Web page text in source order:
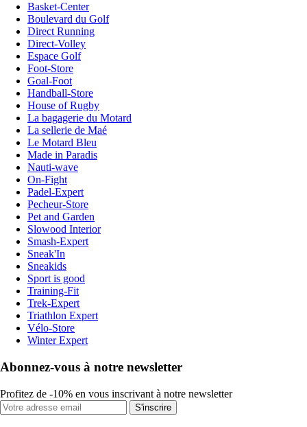
Basket-Center
Boulevard du Golf
Direct Running
Direct-Volley
Espace Golf
Foot-Store
Goal-Foot
Handball-Store
House of Rugby
La bagagerie du Motard
La sellerie de Maé
Le Motard Bleu
Made in Paradis
Nauti-wave
On-Fight
Padel-Expert
Pecheur-Store
Pet and Garden
Slowood Interior
Smash-Expert
Sneak'In
Sneakids
Sport is good
Training-Fit
Trek-Expert
Triathlon Expert
Vélo-Store
Winter Expert
Abonnez-vous à notre newsletter
Profitez de -10% en vous inscrivant à notre newsletter
S'inscrire